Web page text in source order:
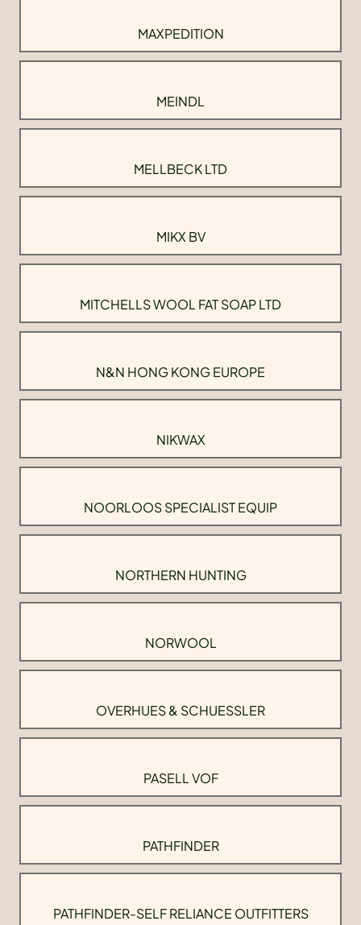
MAXPEDITION
MEINDL
MELLBECK LTD
MIKX BV
MITCHELLS WOOL FAT SOAP LTD
N&N HONG KONG EUROPE
NIKWAX
NOORLOOS SPECIALIST EQUIP
NORTHERN HUNTING
NORWOOL
OVERHUES & SCHUESSLER
PASELL VOF
PATHFINDER
PATHFINDER-SELF RELIANCE OUTFITTERS